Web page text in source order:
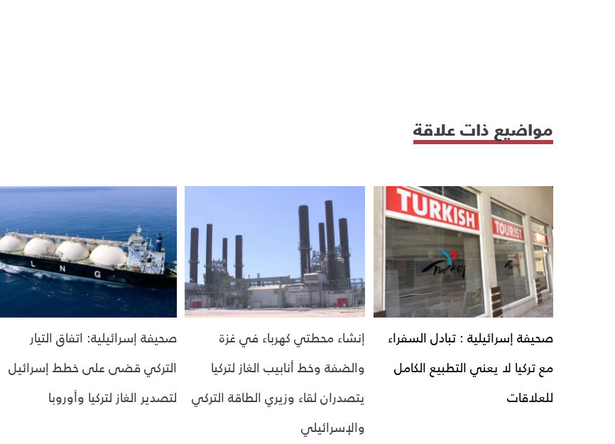
مواضيع ذات علاقة
صحيفة إسرائيلية : تبادل السفراء
مع تركيا لا يعني التطبيع الكامل
للعلاقات
إنشاء محطتي كهرباء في غزة
والضفة وخط أنابيب الغاز لتركيا
يتصدران لقاء وزيري الطاقة التركي
والإسرائيلي
صحيفة إسرائيلية: اتفاق التيار
التركي قضى على خطط إسرائيل
لتصدير الغاز لتركيا وأوروبا